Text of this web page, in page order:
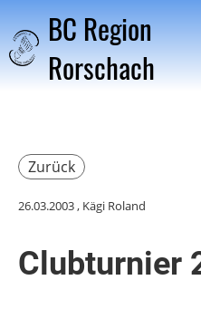
BC Region
Rorschach
Zurück
26.03.2003, Kägi Roland
Clubturnier